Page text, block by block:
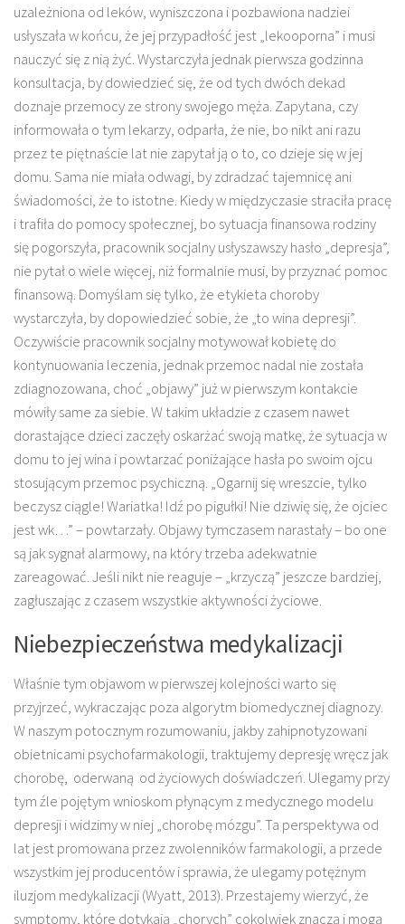
uzależniona od leków, wyniszczona i pozbawiona nadziei
usłyszała w końcu, że jej przypadłość jest „lekooporna” i musi
nauczyć się z nią żyć. Wystarczyła jednak pierwsza godzinna
konsultacja, by dowiedzieć się, że od tych dwóch dekad
doznaje przemocy ze strony swojego męża. Zapytana, czy
informowała o tym lekarzy, odparła, że nie, bo nikt ani razu
przez te piętnaście lat nie zapytał ją o to, co dzieje się w jej
domu. Sama nie miała odwagi, by zdradzać tajemnicę ani
świadomości, że to istotne. Kiedy w międzyczasie straciła pracę
i trafiła do pomocy społecznej, bo sytuacja finansowa rodziny
się pogorszyła, pracownik socjalny usłyszawszy hasło „depresja”,
nie pytał o wiele więcej, niż formalnie musi, by przyznać pomoc
finansową. Domyślam się tylko, że etykieta choroby
wystarczyła, by dopowiedzieć sobie, że „to wina depresji”.
Oczywiście pracownik socjalny motywował kobietę do
kontynuowania leczenia, jednak przemoc nadal nie została
zdiagnozowana, choć „objawy” już w pierwszym kontakcie
mówiły same za siebie. W takim układzie z czasem nawet
dorastające dzieci zaczęły oskarżać swoją matkę, że sytuacja w
domu to jej wina i powtarzać poniżające hasła po swoim ojcu
stosującym przemoc psychiczną. „Ogarnij się wreszcie, tylko
beczysz ciągle! Wariatka! Idź po pigułki! Nie dziwię się, że ojciec
jest wk…” – powtarzały. Objawy tymczasem narastały – bo one
są jak sygnał alarmowy, na który trzeba adekwatnie
zareagować. Jeśli nikt nie reaguje – „krzyczą” jeszcze bardziej,
zagłuszając z czasem wszystkie aktywności życiowe.
Niebezpieczeństwa medykalizacji
Właśnie tym objawom w pierwszej kolejności warto się
przyjrzeć, wykraczając poza algorytm biomedycznej diagnozy.
W naszym potocznym rozumowaniu, jakby zahipnotyzowani
obietnicami psychofarmakologii, traktujemy depresję wręcz jak
chorobę, oderwaną od życiowych doświadczeń. Ulegamy przy
tym źle pojętym wnioskom płynącym z medycznego modelu
depresji i widzimy w niej „chorobę mózgu”. Ta perspektywa od
lat jest promowana przez zwolenników farmakologii, a przede
wszystkim jej producentów i sprawia, że ulegamy potężnym
iluzjom medykalizacji (Wyatt, 2013). Przestajemy wierzyć, że
symptomy, które dotykają „chorych” cokolwiek znaczą i mogą